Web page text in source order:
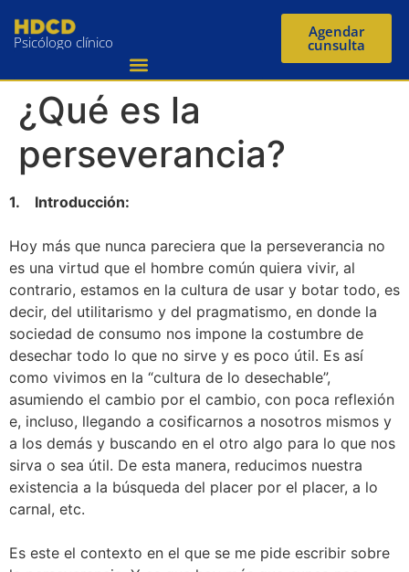
Psicólogo clínico
Agendar
cunsulta
¿Qué es la
perseverancia?
1. Introducción:
Hoy más que nunca pareciera que la perseverancia no
es una virtud que el hombre común quiera vivir, al
contrario, estamos en la cultura de usar y botar todo, es
decir, del utilitarismo y del pragmatismo, en donde la
sociedad de consumo nos impone la costumbre de
desechar todo lo que no sirve y es poco útil. Es así
como vivimos en la “cultura de lo desechable”,
asumiendo el cambio por el cambio, con poca reflexión
e, incluso, llegando a cosificarnos a nosotros mismos y
a los demás y buscando en el otro algo para lo que nos
sirva o sea útil. De esta manera, reducimos nuestra
existencia a la búsqueda del placer por el placer, a lo
carnal, etc.
Es este el contexto en el que se me pide escribir sobre